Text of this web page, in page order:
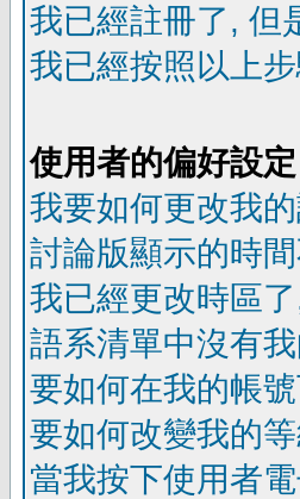
我已經註冊了, 但
我已經按照以上
使用者的偏好設定
我要如何更改我
討論版顯示的時
我已經更改時區
語系清單中沒有
要如何在我的帳
要如何改變我的
當我按下使用者